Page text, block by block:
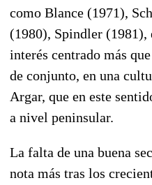
como Blance (1971),
(1980), Spindler (1981),
interés centrado más
de conjunto, en una
Argar, que en este
a nivel peninsular.
La falta de una buena
nota más tras los